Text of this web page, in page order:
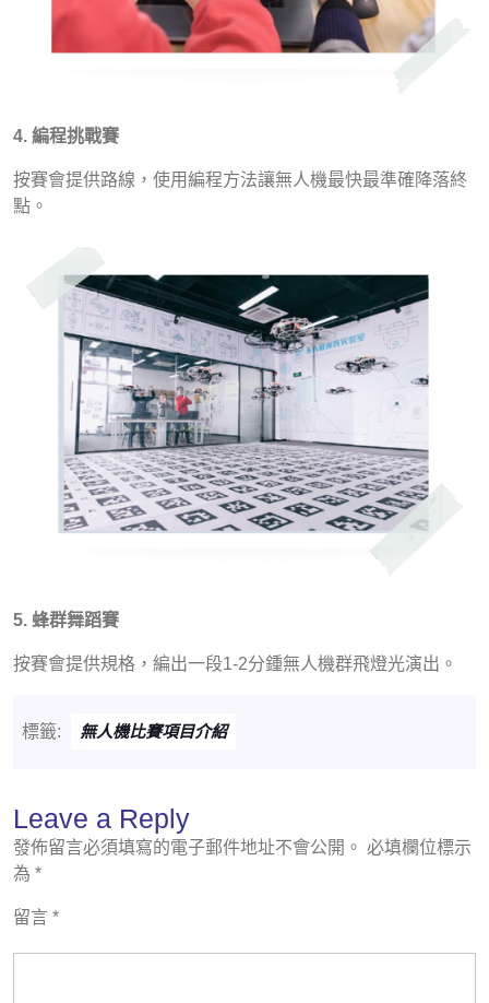
4. 編程挑戰賽
按賽會提供路線，使用編程方法讓無人機最快最準確降落終
點。
5. 蜂群舞蹈賽
按賽會提供規格，編出一段1-2分鍾無人機群飛燈光演出。
標籤: 無人機比賽項目介紹
Leave a Reply
發佈留言必須填寫的電子郵件地址不會公開。 必填欄位標示
為 *
留言 *